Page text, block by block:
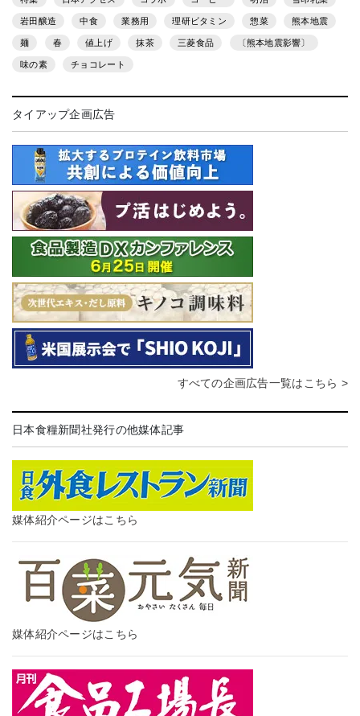
岩田醸造 中食 業務用 理研ビタミン 惣菜 熊本地震
麺 春 値上げ 抹茶 三菱食品 〔熊本地震影響〕
味の素 チョコレート
タイアップ企画広告
すべての企画広告一覧はこちら >
日本食糧新聞社発行の他媒体記事
媒体紹介ページはこちら
媒体紹介ページはこちら